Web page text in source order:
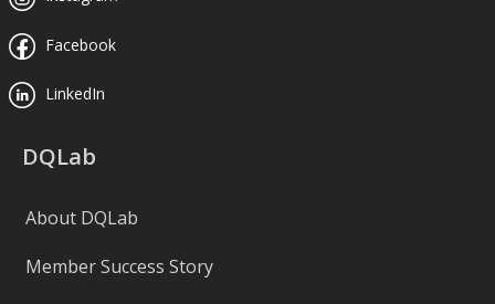
Facebook
LinkedIn
DQLab
About DQLab
Member Success Story